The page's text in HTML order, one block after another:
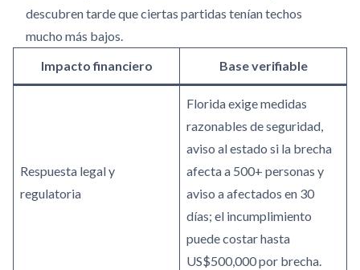
descubren tarde que ciertas partidas tenían techos
mucho más bajos.
Impacto financiero
Base verifiable
Respuesta legal y
regulatoria
Florida exige medidas
razonables de seguridad,
aviso al estado si la brecha
afecta a 500+ personas y
aviso a afectados en 30
días; el incumplimiento
puede costar hasta
US$500,000 por brecha.